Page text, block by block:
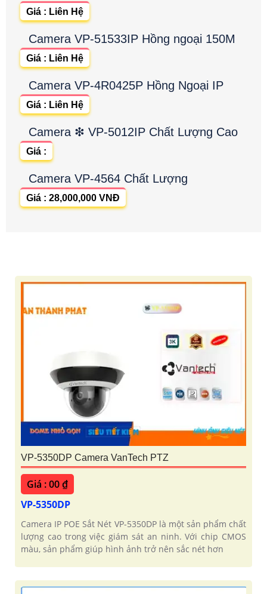
Giá : Liên Hệ
Camera VP-51533IP Hồng ngoại 150M
Giá : Liên Hệ
Camera VP-4R0425P Hồng Ngoại IP
Giá : Liên Hệ
Camera ❇ VP-5012IP Chất Lượng Cao
Giá :
Camera VP-4564 Chất Lượng
Giá : 28,000,000 VNĐ
VP-5350DP Camera VanTech PTZ
Giá : 00 ₫
VP-5350DP
Camera IP POE Sắt Nét VP-5350DP là một sản phẩm chất
lượng cao trong việc giám sát an ninh. Với chip CMOS
màu, sản phẩm giúp hình ảnh trở nên sắc nét hơn